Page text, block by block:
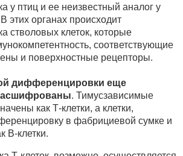
у птиц и ее неизвестный аналог у
этих органах происходит
стволовых клеток, которые
соответствующие
и поверхностные рецепторы.
дифференцировки еще
. Тимусзависимые
как Т-клетки, а клетки,
в фабрициевой сумке и
В-клетки.